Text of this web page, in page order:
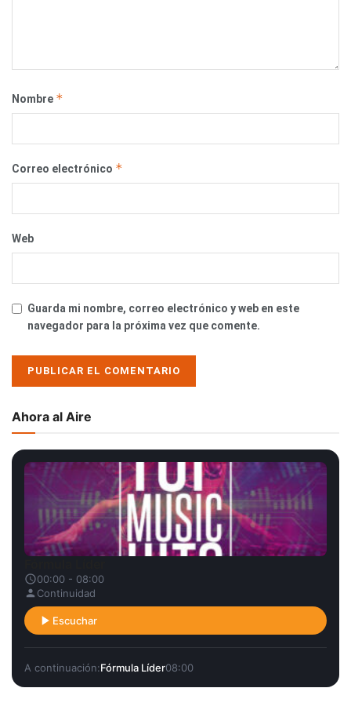
Nombre *
Correo electrónico *
Web
Guarda mi nombre, correo electrónico y web en este
navegador para la próxima vez que comente.
Ahora al Aire
00:00 - 08:00
Continuidad
Escuchar
A continuación:Fórmula Líder08:00